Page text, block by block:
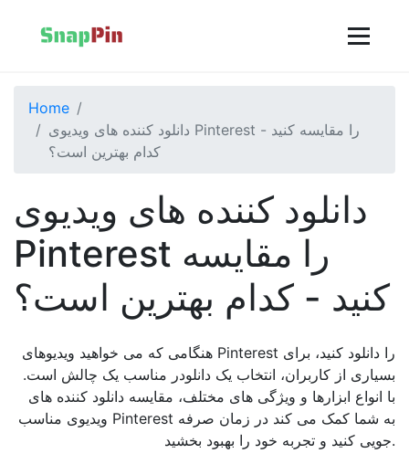
Home
دانلود کننده های ویدیوی Pinterest را مقایسه کنید -
کدام بهترین است؟
دانلود کننده های ویدیوی
Pinterest را مقایسه
کنید - کدام بهترین است؟
هنگامی که می خواهید ویدیوهای Pinterest را دانلود کنید، برای
بسیاری از کاربران، انتخاب یک دانلودر مناسب یک چالش است.
با انواع ابزارها و ویژگی های مختلف، مقایسه دانلود کننده های
ویدیوی مناسب Pinterest به شما کمک می کند در زمان صرفه
جویی کنید و تجربه خود را بهبود بخشید.